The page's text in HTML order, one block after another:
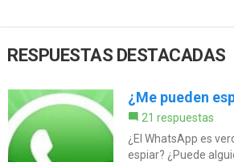
RESPUESTAS DESTACADAS
¿Me pueden
21 respuestas
¿El WhatsApp es
espiar? ¿Puede